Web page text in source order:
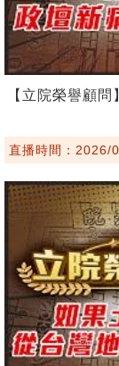
【立院榮譽顧
直播時間：2026/